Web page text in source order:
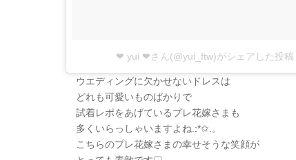
❤︎ yui ❤︎さん(@yui_ftw)がシェアした投稿
ウエディングに欠かせないドレスは
どれも可愛いものばかりで
試着レポをあげているプレ花嫁さまも
多くいらっしゃいますよね.:*✩.。
こちらのプレ花嫁さまの幸せそうな笑顔が